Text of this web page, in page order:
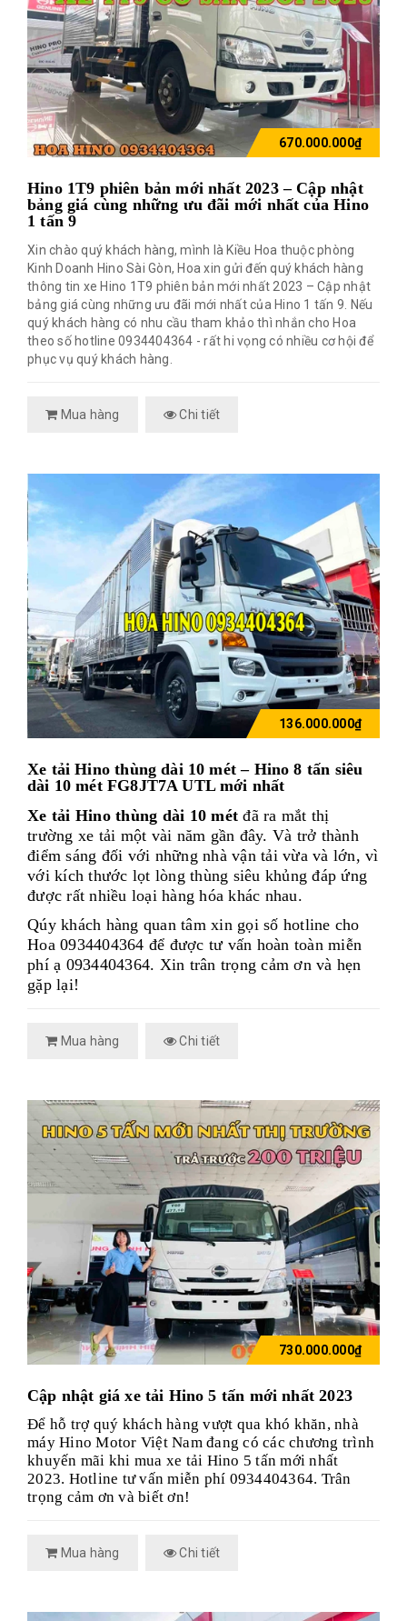
670.000.000₫
Hino 1T9 phiên bản mới nhất 2023 – Cập nhật
bảng giá cùng những ưu đãi mới nhất của Hino
1 tấn 9
Xin chào quý khách hàng, mình là Kiều Hoa thuộc phòng
Kinh Doanh Hino Sài Gòn, Hoa xin gửi đến quý khách hàng
thông tin xe Hino 1T9 phiên bản mới nhất 2023 – Cập nhật
bảng giá cùng những ưu đãi mới nhất của Hino 1 tấn 9. Nếu
quý khách hàng có nhu cầu tham khảo thì nhắn cho Hoa
theo số hotline 0934404364 - rất hi vọng có nhiều cơ hội để
phục vụ quý khách hàng.
Mua hàng Chi tiết
136.000.000₫
Xe tải Hino thùng dài 10 mét – Hino 8 tấn siêu
dài 10 mét FG8JT7A UTL mới nhất
Xe tải Hino thùng dài 10 métđã ra mắt thị
trường xe tải một vài năm gần đây. Và trở thành
điểm sáng đối với những nhà vận tải vừa và lớn, vì
với kích thước lọt lòng thùng siêu khủng đáp ứng
được rất nhiều loại hàng hóa khác nhau.
Qúy khách hàng quan tâm xin gọi số hotline cho
Hoa 0934404364 để được tư vấn hoàn toàn miễn
phí ạ 0934404364. Xin trân trọng cảm ơn và hẹn
gặp lại!
Mua hàng Chi tiết
730.000.000₫
Cập nhật giá xe tải Hino 5 tấn mới nhất 2023
Để hỗ trợ quý khách hàng vượt qua khó khăn, nhà
máy Hino Motor Việt Nam đang có các chương trình
khuyến mãi khi mua xe tải Hino 5 tấn mới nhất
2023. Hotline tư vấn miễn phí 0934404364. Trân
trọng cảm ơn và biết ơn!
Mua hàng Chi tiết